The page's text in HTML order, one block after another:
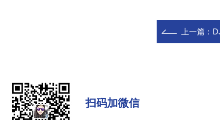
上一篇：
扫码加微信